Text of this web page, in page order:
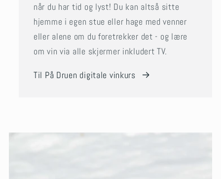
når du har tid og lyst! Du kan altså sitte
hjemme i egen stue eller hage med venner
eller alene om du foretrekker det - og lære
om vin via alle skjermer inkludert TV.
Til På Druen digitale vinkurs